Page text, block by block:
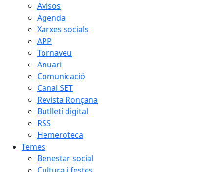
Avisos
Agenda
Xarxes socials
APP
Tornaveu
Anuari
Comunicació
Canal SET
Revista Ronçana
Butlletí digital
RSS
Hemeroteca
Temes
Benestar social